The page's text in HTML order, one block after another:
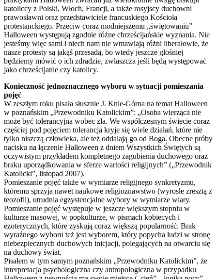
katoliccy z Polski, Włoch, Francji, a także rosyjscy duchowni
prawosławni oraz przedstawiciele francuskiego Kościoła
protestanckiego. Przeciw coraz modniejszemu „świętowaniu”
Halloween występują zgodnie różne chrześcijańskie wyznania. Nie
jesteśmy więc sami i niech nam nie wmawiają różni liberałowie, że
nasze protesty są jakąś przesadą, bo wtedy jeszcze głośniej
będziemy mówić o ich zdradzie, zwłaszcza jeśli będą występować
jako chrześcijanie czy katolicy.
Konieczność jednoznacznego wyboru w sytuacji pomieszania
pojęć
W zeszłym roku pisała słusznie J. Knie-Górna na temat Halloween
w poznańskim „Przewodniku Katolickim”: „Osoba wierząca nie
może być tolerancyjna wobec zła. We współczesnym świecie coraz
częściej pod pojęciem tolerancja kryje się wiele działań, które nie
tylko niszczą człowieka, ale też oddalają go od Boga. Obecne próby
nacisku na łączenie Halloween z dniem Wszystkich Świętych są
oczywistym przykładem kompletnego zagubienia duchowego oraz
braku uporządkowania w sferze wartości religijnych” („Przewodnik
Katolicki”, listopad 2007).
Pomieszanie pojęć także w wymiarze religijnego synkretyzmu,
któremu sprzyja nawet naukowe religioznawstwo (wyrosłe zresztą z
teozofii), utrudnia egzystencjalne wybory w wymiarze wiary.
Pomieszanie pojęć występuje w jeszcze większym stopniu w
kulturze masowej, w popkulturze, w pismach kobiecych i
ezoterycznych, które zyskują coraz większą popularność. Brak
wyraźnego wyboru też jest wyborem, który popycha ludzi w stronę
niebezpiecznych duchowych inicjacji, polegających na otwarciu się
na duchowy świat.
Pisałem w tym samym poznańskim „Przewodniku Katolickim”, że
interpretacja psychologiczna czy antropologiczna w przypadku